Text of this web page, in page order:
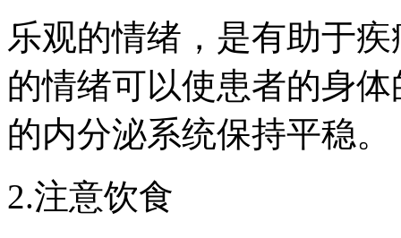
乐观的情绪，是有助于
的情绪可以使患者的身
的内分泌系统保持平稳。
2.注意饮食